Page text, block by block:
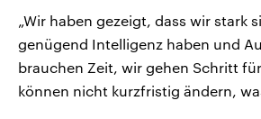
„Wir haben gezeigt, dass wir stark
genügend Intelligenz haben und
brauchen Zeit, wir gehen Schritt
können nicht kurzfristig ändern,